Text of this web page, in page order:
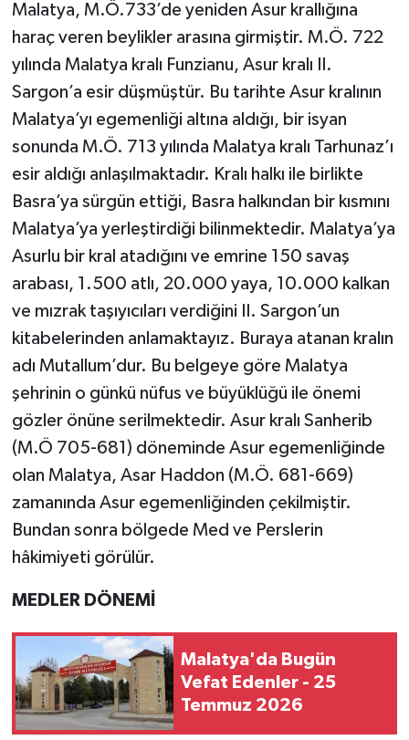
Malatya, M.Ö.733’de yeniden Asur krallığına
haraç veren beylikler arasına girmiştir. M.Ö. 722
yılında Malatya kralı Funzianu, Asur kralı II.
Sargon’a esir düşmüştür. Bu tarihte Asur kralının
Malatya’yı egemenliği altına aldığı, bir isyan
sonunda M.Ö. 713 yılında Malatya kralı Tarhunaz’ı
esir aldığı anlaşılmaktadır. Kralı halkı ile birlikte
Basra’ya sürgün ettiği, Basra halkından bir kısmını
Malatya’ya yerleştirdiği bilinmektedir. Malatya’ya
Asurlu bir kral atadığını ve emrine 150 savaş
arabası, 1.500 atlı, 20.000 yaya, 10.000 kalkan
ve mızrak taşıyıcıları verdiğini II. Sargon’un
kitabelerinden anlamaktayız. Buraya atanan kralın
adı Mutallum’dur. Bu belgeye göre Malatya
şehrinin o günkü nüfus ve büyüklüğü ile önemi
gözler önüne serilmektedir. Asur kralı Sanherib
(M.Ö 705-681) döneminde Asur egemenliğinde
olan Malatya, Asar Haddon (M.Ö. 681-669)
zamanında Asur egemenliğinden çekilmiştir.
Bundan sonra bölgede Med ve Perslerin
hâkimiyeti görülür.
MEDLER DÖNEMİ
Malatya'da Bugün
Vefat Edenler - 25
Temmuz 2026